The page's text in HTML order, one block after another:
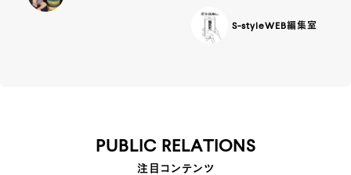
S-styleWEB編集室
PUBLIC RELATIONS
注目コンテンツ